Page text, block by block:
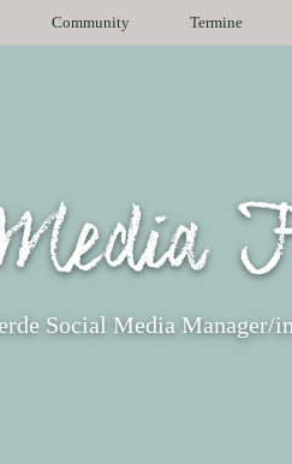
Social Media Manager/in
Community Termine